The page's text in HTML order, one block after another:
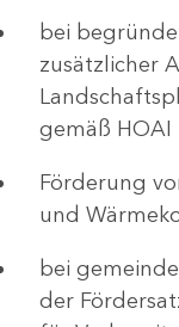
bei
zusätzlicher
gemäß HOAI
Förderung
und
bei
der